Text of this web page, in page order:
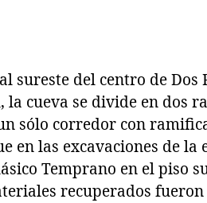
sureste del centro de Dos
la cueva se divide en dos
sólo corredor con
en las excavaciones de la
Temprano en el piso
recuperados fueron